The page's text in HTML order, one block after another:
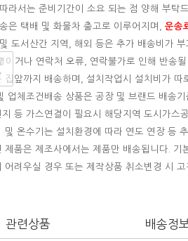
라서는 준비기간이 소요 되는 점 양해 부탁
은 택배 및 화물차 출고로 이루어지며, 운송
도서산간 지역, 해외 등은 추가 배송비가
이거나 연락처 오류, 연락불가로 인해 반송
집앞까지 배송하며, 설치작업시 설치비가 따
업체조건배송 상품은 공장 및 브랜드 배송기
지 등 가스연결이 필요시 해당지역 도시가스
및 온수기는 설치환경에 따라 연도 연장 등
제품은 제조사에서는 제품만 배송됩니다.
어려우실 경우 또는 제작상품 취소변경 시
관련상품 배송정보